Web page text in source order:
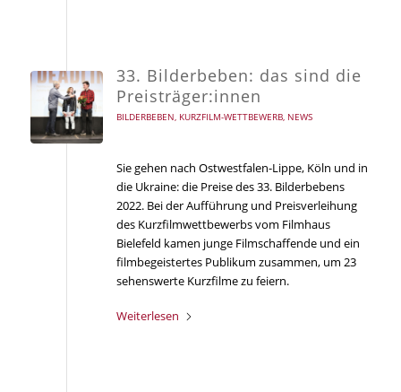
33. Bilderbeben: das sind die
Preisträger:innen
BILDERBEBEN, KURZFILM-WETTBEWERB, NEWS
Sie gehen nach Ostwestfalen-Lippe, Köln und in
die Ukraine: die Preise des 33. Bilderbebens
2022. Bei der Aufführung und Preisverleihung
des Kurzfilmwettbewerbs vom Filmhaus
Bielefeld kamen junge Filmschaffende und ein
filmbegeistertes Publikum zusammen, um 23
sehenswerte Kurzfilme zu feiern.
Weiterlesen